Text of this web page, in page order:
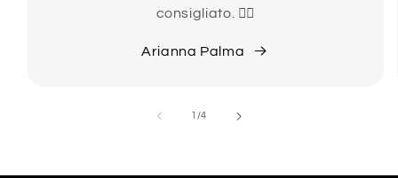
consigliato. 👍🏻
Arianna Palma
1 /su
4